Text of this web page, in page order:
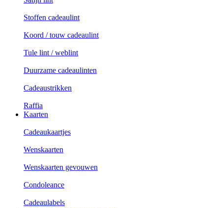
Stoffen cadeaulint
Koord / touw cadeaulint
Tule lint / weblint
Duurzame cadeaulinten
Cadeaustrikken
Raffia
Kaarten
Cadeaukaartjes
Wenskaarten
Wenskaarten gevouwen
Condoleance
Cadeaulabels